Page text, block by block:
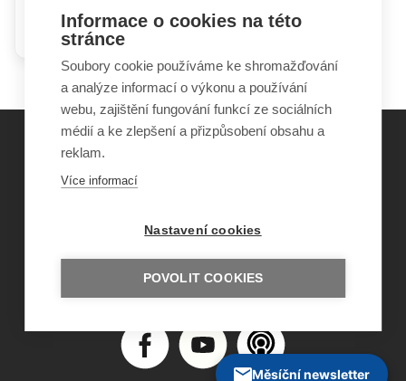
ŠIKANA
©Obecně prospěšná společnost Sirius
ISSN 1805-8876
nazory@sancedetem.cz
Odběr novinek e-mailem
Měsíční newsletter
Informace o cookies na této
stránce
Soubory cookie používáme ke shromažďování
a analýze informací o výkonu a používání
webu, zajištění fungování funkcí ze sociálních
médií a ke zlepšení a přizpůsobení obsahu a
reklam.
Více informací
Nastavení cookies
POVOLIT COOKIES